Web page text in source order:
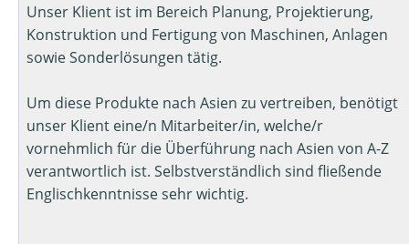
Unser Klient ist im Bereich Planung, Projektierung,
Konstruktion und Fertigung von Maschinen, Anlagen
sowie Sonderlösungen tätig.
Um diese Produkte nach Asien zu vertreiben, benötigt
unser Klient eine/n Mitarbeiter/in, welche/r
vornehmlich für die Überführung nach Asien von A-Z
verantwortlich ist. Selbstverständlich sind fließende
Englischkenntnisse sehr wichtig.